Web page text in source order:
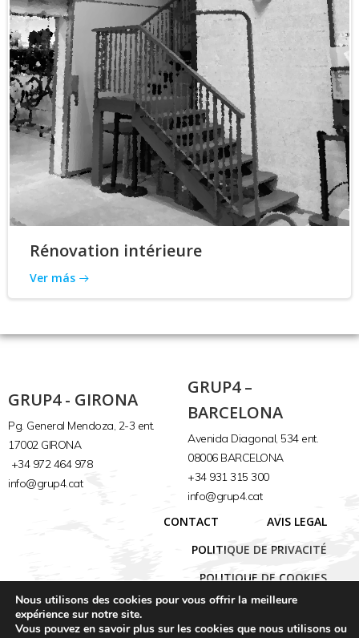
Rénovation intérieure
Ver más
GRUP4 - GIRONA
Pg. General Mendoza, 2-3 ent.
17002 GIRONA
+34 972 464 978
info@grup4.cat
GRUP4 –
BARCELONA
Avenida Diagonal, 534 ent.
08006 BARCELONA
+34 931 315 300
info@grup4.cat
CONTACT
AVIS LEGAL
POLITIQUE DE PRIVACITÉ
POLITIQUE DE COOKIES
Nous utilisons des cookies pour vous offrir la meilleure
expérience sur notre site.
Vous pouvez en savoir plus sur les cookies que nous utilisons ou